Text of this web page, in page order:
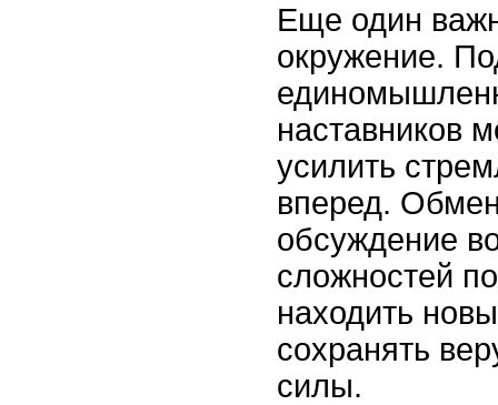
Еще один
окружение.
наставников
усилить
вперед.
обсуждение
сложностей
находить
сохранять
силы.